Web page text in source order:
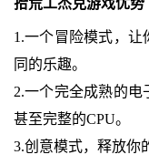
拾荒工杰克游戏优势
1.一个冒险模式，让
同的乐趣。
2.一个完全成熟的电
甚至完整的CPU。
3.创意模式，释放你